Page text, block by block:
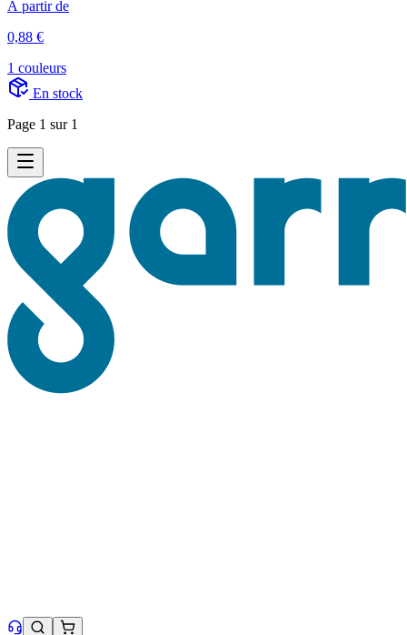
À partir de
0,88 €
1 couleurs
En stock
Page 1 sur 1